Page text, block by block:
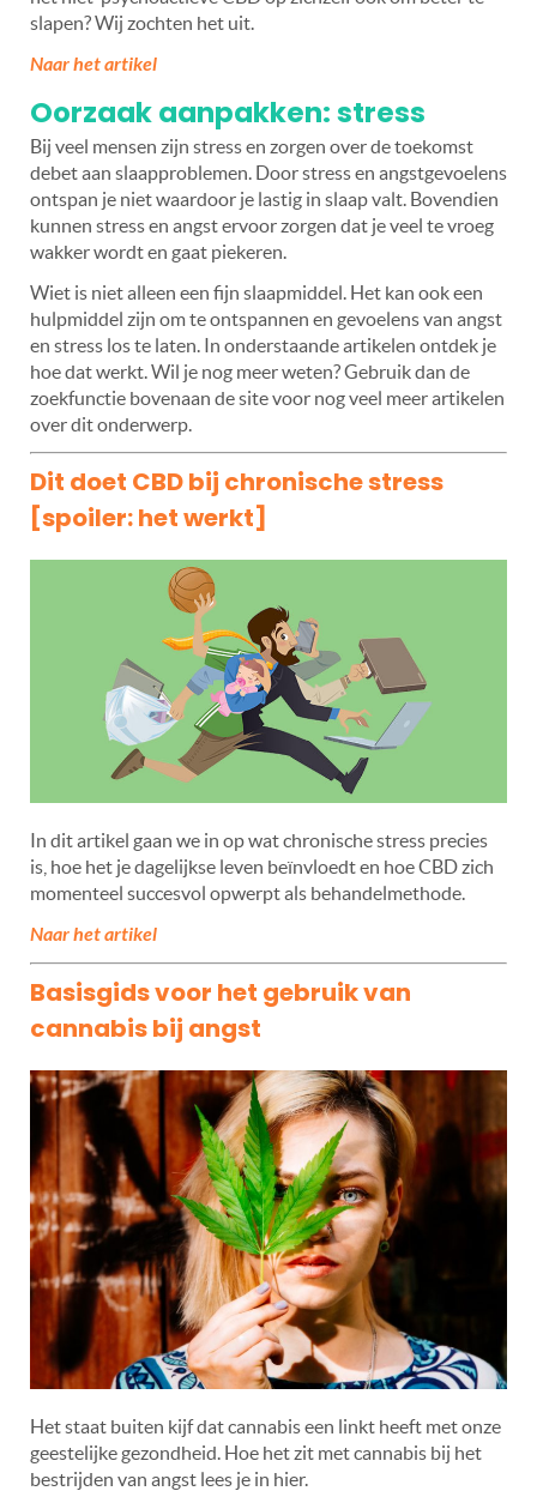
slapen? Wij zochten het uit.
Naar het artikel
Oorzaak aanpakken: stress
Bij veel mensen zijn stress en zorgen over de toekomst
debet aan slaapproblemen. Door stress en angstgevoelens
ontspan je niet waardoor je lastig in slaap valt. Bovendien
kunnen stress en angst ervoor zorgen dat je veel te vroeg
wakker wordt en gaat piekeren.
Wiet is niet alleen een fijn slaapmiddel. Het kan ook een
hulpmiddel zijn om te ontspannen en gevoelens van angst
en stress los te laten. In onderstaande artikelen ontdek je
hoe dat werkt. Wil je nog meer weten? Gebruik dan de
zoekfunctie bovenaan de site voor nog veel meer artikelen
over dit onderwerp.
Dit doet CBD bij chronische stress
[spoiler: het werkt]
In dit artikel gaan we in op wat chronische stress precies
is, hoe het je dagelijkse leven beïnvloedt en hoe CBD zich
momenteel succesvol opwerpt als behandelmethode.
Naar het artikel
Basisgids voor het gebruik van
cannabis bij angst
Het staat buiten kijf dat cannabis een linkt heeft met onze
geestelijke gezondheid. Hoe het zit met cannabis bij het
bestrijden van angst lees je in hier.